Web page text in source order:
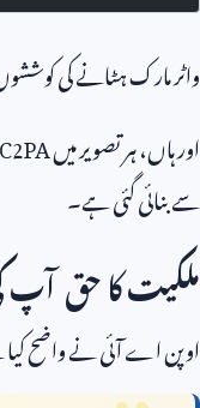
واٹر مارک ہٹانے کی کوششوں
اور ہاں، ہر تصویر میںC2PA
سے بنائی گئی ہے۔
ملکیت کا حق آپ
اوپن اے آئی نے واضح